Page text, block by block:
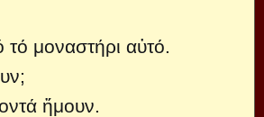
μοναστήρι αὐτό.
ἤμουν.